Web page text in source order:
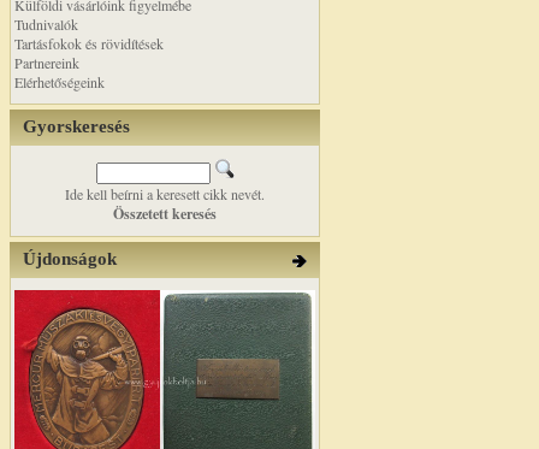
Külföldi vásárlóink figyelmébe
Tudnivalók
Tartásfokok és rövidítések
Partnereink
Elérhetőségeink
Gyorskeresés
Ide kell beírni a keresett cikk nevét.
Összetett keresés
Újdonságok